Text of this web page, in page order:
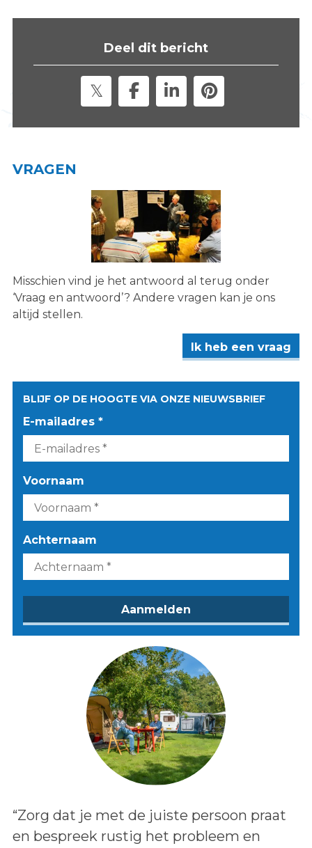
Deel dit bericht
VRAGEN
Misschien vind je het antwoord al terug onder
‘Vraag en antwoord’? Andere vragen kan je ons
altijd stellen.
Ik heb een vraag
BLIJF OP DE HOOGTE VIA ONZE NIEUWSBRIEF
E-mailadres *
Voornaam
Achternaam
Lees het bericht:
“Zorg dat je met de juiste persoon praat
en bespreek rustig het probleem en